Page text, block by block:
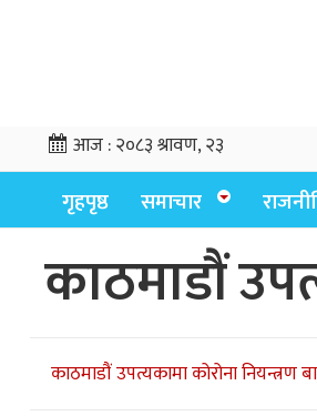
आज :२०८३ श्रावण, २३
गृहपृष्ठ समाचार
काठमाडौं
काठमाडौं उपत्यकामा कोरोना नियन्त्रण